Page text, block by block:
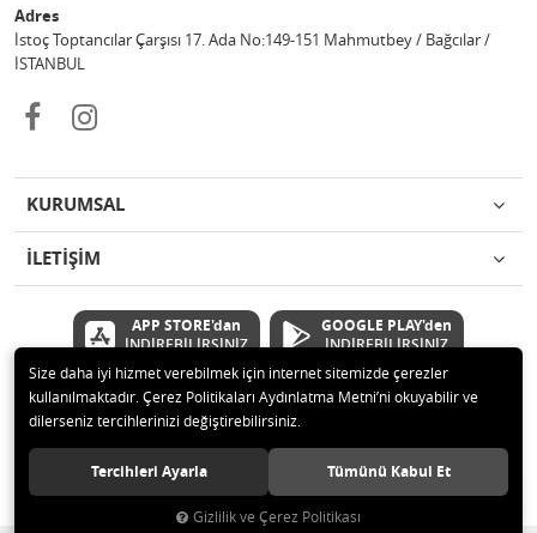
Adres
İstoç Toptancılar Çarşısı 17. Ada No:149-151 Mahmutbey / Bağcılar /
İSTANBUL
KURUMSAL
İLETİŞİM
APP STORE'dan
İNDİREBİLİRSİNİZ
GOOGLE PLAY'den
İNDİREBİLİRSİNİZ
© 2020 Çetinkaya Elektronik Kırtasiye Oyuncak San ve Tic.Ltd.Şti Tüm
Size daha iyi hizmet verebilmek için internet sitemizde çerezler
kullanılmaktadır. Çerez Politikaları Aydınlatma Metni’ni okuyabilir ve
dilerseniz tercihlerinizi değiştirebilirsiniz.
Tercihleri Ayarla Tümünü Kabul Et
Gizlilik ve Çerez Politikası